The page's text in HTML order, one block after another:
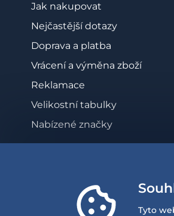
Jak nakupovat
Nejčastější dotazy
Doprava a platba
Vrácení a výměna zboží
Reklamace
Velikostní tabulky
Nabízené značky
Tyto